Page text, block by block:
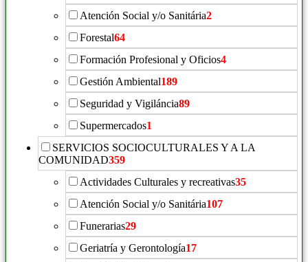
Atención Social y/o Sanitária2
Forestal64
Formación Profesional y Oficios4
Gestión Ambiental189
Seguridad y Vigiláncia89
Supermercados1
SERVICIOS SOCIOCULTURALES Y A LA
COMUNIDAD359
Actividades Culturales y recreativas35
Atención Social y/o Sanitária107
Funerarias29
Geriatría y Gerontología17